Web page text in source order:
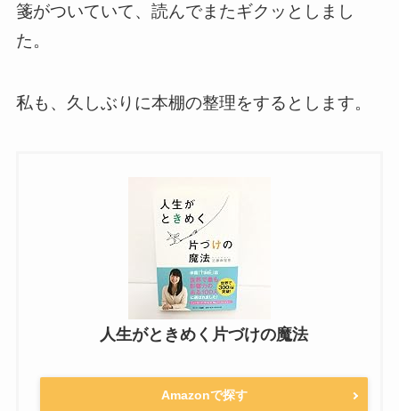
箋がついていて、読んでまたギクッとしまし
た。
私も、久しぶりに本棚の整理をするとします。
人生がときめく片づけの魔法
Amazonで探す